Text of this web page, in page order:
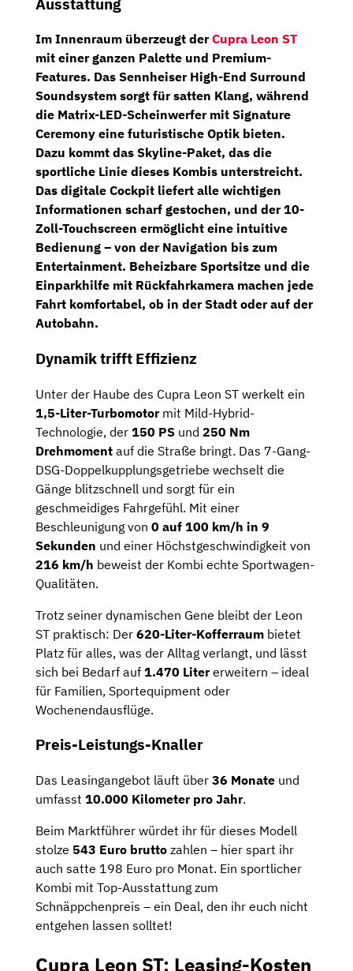
Im Innenraum überzeugt derCupra Leon ST
mit einer ganzen Palette und Premium-
Features. Das Sennheiser High-End Surround
Soundsystem sorgt für satten Klang, während
die Matrix-LED-Scheinwerfermit Signature
Ceremony eine futuristische Optik bieten.
Dazu kommt das Skyline-Paket, das die
sportliche Linie dieses Kombis unterstreicht.
Das digitale Cockpit liefert alle wichtigen
Informationen scharf gestochen, und der 10-
Zoll-Touchscreen ermöglicht eine intuitive
Bedienung – von der Navigation bis zum
Entertainment. Beheizbare Sportsitze und die
Einparkhilfe mit Rückfahrkamera machen jede
Fahrt komfortabel, ob in der Stadt oder auf der
Autobahn.
Dynamik trifft Effizienz
Unter der Haube des Cupra Leon ST werkelt ein
1,5-Liter-Turbomotormit Mild-Hybrid-
Technologie, der 150 PS und 250 Nm
Drehmoment auf die Straße bringt. Das 7-Gang-
DSG-Doppelkupplungsgetriebe wechselt die
Gänge blitzschnell und sorgt für ein
geschmeidiges Fahrgefühl. Mit einer
Beschleunigung von 0 auf 100 km/h in 9
Sekunden und einer Höchstgeschwindigkeit von
216 km/h beweist der Kombi echte Sportwagen-
Qualitäten.
Trotz seiner dynamischen Gene bleibt der Leon
ST praktisch: Der 620-Liter-Kofferraum bietet
Platz für alles, was der Alltag verlangt, und lässt
sich bei Bedarf auf 1.470 Litererweitern – ideal
für Familien, Sportequipment oder
Wochenendausflüge.
Preis-Leistungs-Knaller
Das Leasingangebot läuft über 36 Monate und
umfasst 10.000 Kilometer pro Jahr.
Beim Marktführer würdet ihr für dieses Modell
stolze 543 Euro brutto zahlen – hier spart ihr
auch satte 198 Euro pro Monat. Ein sportlicher
Kombi mit Top-Ausstattung zum
Schnäppchenpreis – ein Deal, den ihr euch nicht
entgehen lassen solltet!
Cupra Leon ST: Leasing-Kosten